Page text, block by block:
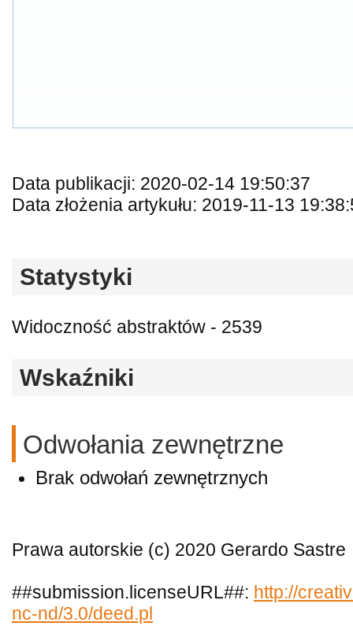
Data publikacji: 2020-02-14 19:50:37
Data złożenia artykułu: 2019-11-13
Statystyki
Widoczność abstraktów - 2539
Wskaźniki
Odwołania zewnętrzne
Brak odwołań zewnętrznych
Prawa autorskie (c) 2020 Gerardo Sastre
##submission.licenseURL##: http://
nc-nd/3.0/deed.pl